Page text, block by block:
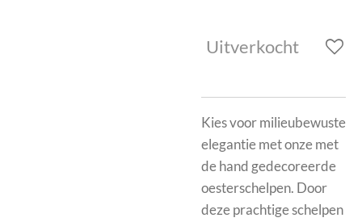
Uitverkocht
Kies voor milieubewuste
elegantie met onze met
de hand gedecoreerde
oesterschelpen. Door
deze prachtige schelpen